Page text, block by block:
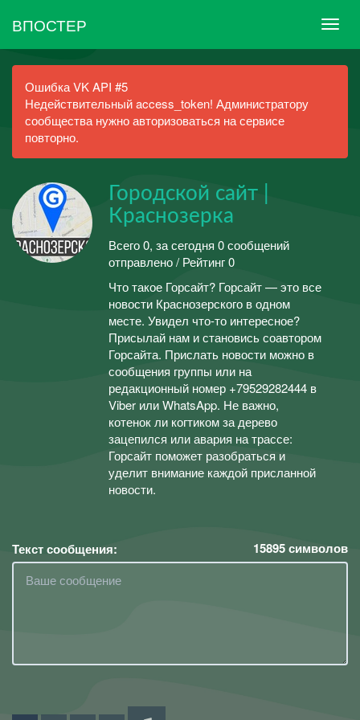
ВПОСТЕР
Ошибка VK API #5
Недействительный access_token! Администратору
сообщества нужно авторизоваться на сервисе
повторно.
Городской сайт |
Краснозерка
Всего 0, за сегодня 0 сообщений
отправлено / Рейтинг 0
Что такое Горсайт? Горсайт — это все
новости Краснозерского в одном
месте. Увидел что-то интересное?
Присылай нам и становись соавтором
Горсайта. Прислать новости можно в
сообщения группы или на
редакционный номер +79529282444 в
Viber или WhatsApp. Не важно,
котенок ли когтиком за дерево
зацепился или авария на трассе:
Горсайт поможет разобраться и
уделит внимание каждой присланной
новости.
Текст сообщения: 15895символов